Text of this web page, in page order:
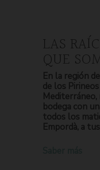
LAS
QUE
En la región
de los
Mediterráneo,
bodega con
todos los
Empordà, a